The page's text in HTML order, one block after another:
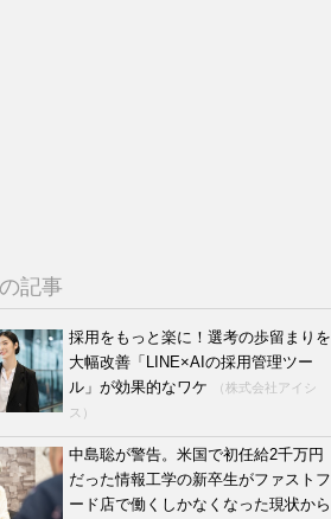
記事
採用をもっと楽に！選考の歩留まりを
大幅改善「LINE×AIの採用管理ツー
ル」が効果的なワケ
（株式会社アイシ
ス）
中島聡が警告。米国で初任給2千万円
だった情報工学の新卒生がファストフ
ード店で働くしかなくなった現状から